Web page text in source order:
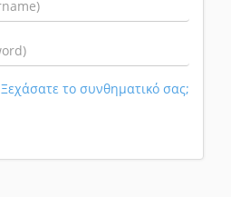
Ξεχάσατε το συνθηματικό σας;